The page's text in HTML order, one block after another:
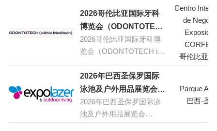
2026哥伦比亚国际牙科
博览会（ODONTOTECH
in Meditech）
2026哥伦比亚国际牙科博
览会（ODONTOTECH in
Meditech）
Centro
de
哥伦比亚-
2026年巴西圣保罗国际
泳池及户外用品展览会
(EXPOLAZER &
OUTDOOR LIVING)
2026年巴西圣保罗国际泳
池及户外用品展览会
Parque
巴西-圣